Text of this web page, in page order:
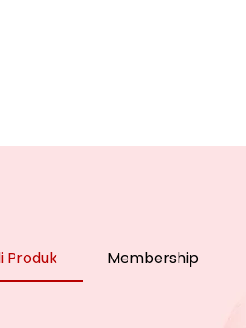
Produk Membership